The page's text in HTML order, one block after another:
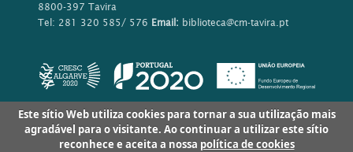
8800-397 Tavira
Tel: 281 320 585/ 576 Email: biblioteca@cm-tavira.pt
Este sítio Web utiliza cookies para tornar a sua utilização mais
agradável para o visitante. Ao continuar a utilizar este sítio
reconhece e aceita a nossa política de cookies